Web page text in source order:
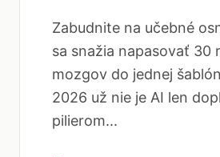
Zabudnite na učebné
sa snažia napasovať 30
mozgov do jednej
2026 už nie je AI len
pilierom...